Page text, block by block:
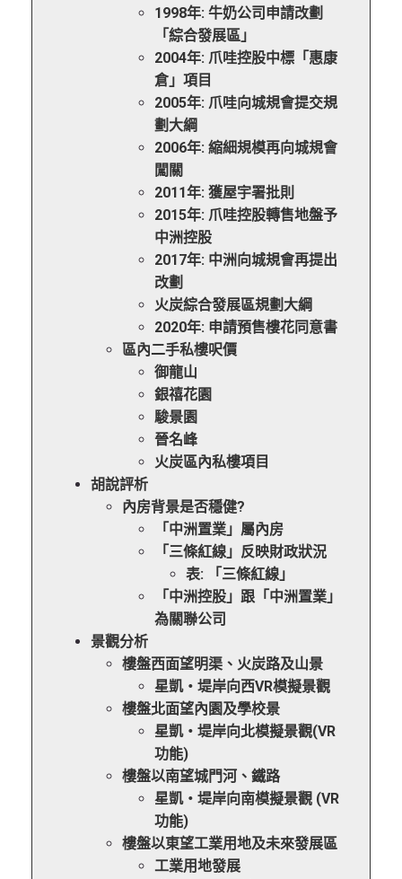
1998年: 牛奶公司申請改劃
「綜合發展區」
2004年: 爪哇控股中標「惠康
倉」項目
2005年: 爪哇向城規會提交規
劃大綱
2006年: 縮細規模再向城規會
闖關
2011年: 獲屋宇署批則
2015年: 爪哇控股轉售地盤予
中洲控股
2017年: 中洲向城規會再提出
改劃
火炭綜合發展區規劃大綱
2020年: 申請預售樓花同意書
區內二手私樓呎價
御龍山
銀禧花園
駿景園
晉名峰
火炭區內私樓項目
胡說評析
內房背景是否穩健?
「中洲置業」屬內房
「三條紅線」反映財政狀況
表: 「三條紅線」
「中洲控股」跟「中洲置業」
為關聯公司
景觀分析
樓盤西面望明渠、火炭路及山景
星凱‧堤岸向西VR模擬景觀
樓盤北面望內園及學校景
星凱‧堤岸向北模擬景觀(VR
功能)
樓盤以南望城門河、鐵路
星凱‧堤岸向南模擬景觀 (VR
功能)
樓盤以東望工業用地及未來發展區
工業用地發展